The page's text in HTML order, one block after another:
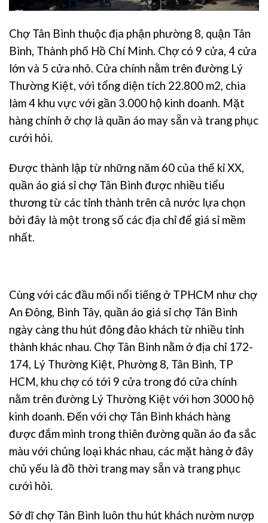
Chợ Tân Bình thuộc địa phận phường 8, quận Tân
Bình, Thành phố Hồ Chí Minh. Chợ có 9 cửa, 4 cửa
lớn và 5 cửa nhỏ. Cửa chính nằm trên đường Lý
Thường Kiệt, với tổng diện tích 22.800 m2, chia
làm 4 khu vực với gần 3.000 hộ kinh doanh. Mặt
hàng chính ở chợ là quần áo may sẵn và trang phục
cưới hỏi.
Được thành lập từ những năm 60 của thế kỉ XX,
quần áo giá sỉ chợ Tân Bình được nhiều tiểu
thương từ các tỉnh thành trên cả nước lựa chọn
bởi đây là một trong số các địa chỉ để giá sỉ mềm
nhất.
Cùng với các đầu mối nổi tiếng ở TPHCM như chợ
An Đông, Bình Tây, quần áo giá sỉ chợ Tân Bình
ngày càng thu hút đông đảo khách từ nhiều tỉnh
thành khác nhau. Chợ Tân Bình nằm ở địa chỉ 172-
174, Lý Thường Kiệt, Phường 8, Tân Bình, TP
HCM, khu chợ có tới 9 cửa trong đó cửa chính
nằm trên đường Lý Thường Kiệt với hơn 3000 hộ
kinh doanh. Đến với chợ Tân Bình khách hàng
được đắm mình trong thiên đường quần áo đa sắc
màu với chủng loại khác nhau, các mặt hàng ở đây
chủ yếu là đồ thời trang may sẵn và trang phục
cưới hỏi.
Sở dĩ chợ Tân Bình luôn thu hút khách nườm nượp